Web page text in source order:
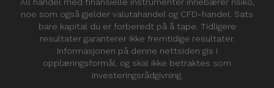
noe som også gjelder valutahandel og CFD-handel. Sats
bare kapital du er forberedt på å tape. Tidligere
resultater garanterer ikke fremtidige resultater.
Informasjonen på denne nettsiden gis i
opplæringsformål, og skal ikke betraktes som
investeringsrådgivning.